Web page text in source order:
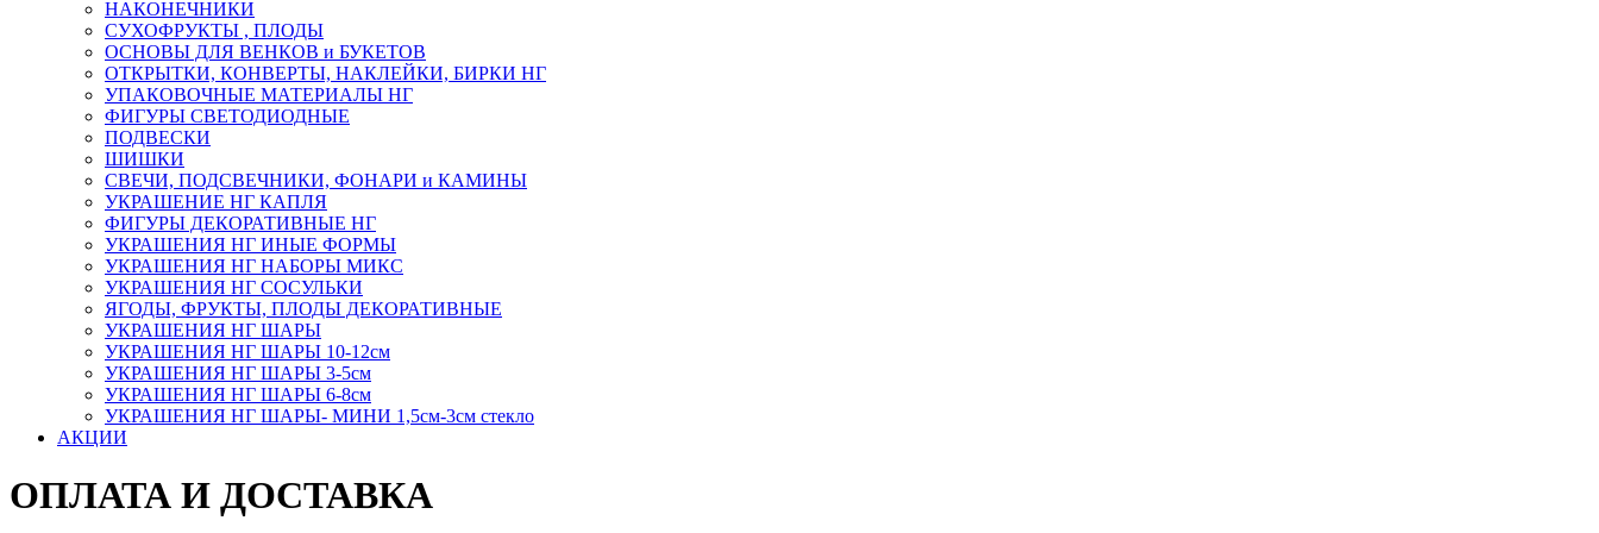
НАКОНЕЧНИКИ
СУХОФРУКТЫ , ПЛОДЫ
ОСНОВЫ ДЛЯ ВЕНКОВ и БУКЕТОВ
ОТКРЫТКИ, КОНВЕРТЫ, НАКЛЕЙКИ, БИРКИ НГ
УПАКОВОЧНЫЕ МАТЕРИАЛЫ НГ
ФИГУРЫ СВЕТОДИОДНЫЕ
ПОДВЕСКИ
ШИШКИ
СВЕЧИ, ПОДСВЕЧНИКИ, ФОНАРИ и КАМИНЫ
УКРАШЕНИЕ НГ КАПЛЯ
ФИГУРЫ ДЕКОРАТИВНЫЕ НГ
УКРАШЕНИЯ НГ ИНЫЕ ФОРМЫ
УКРАШЕНИЯ НГ НАБОРЫ МИКС
УКРАШЕНИЯ НГ СОСУЛЬКИ
ЯГОДЫ, ФРУКТЫ, ПЛОДЫ ДЕКОРАТИВНЫЕ
УКРАШЕНИЯ НГ ШАРЫ
УКРАШЕНИЯ НГ ШАРЫ 10-12см
УКРАШЕНИЯ НГ ШАРЫ 3-5см
УКРАШЕНИЯ НГ ШАРЫ 6-8см
УКРАШЕНИЯ НГ ШАРЫ- МИНИ 1,5см-3см стекло
АКЦИИ
ОПЛАТА И ДОСТАВКА